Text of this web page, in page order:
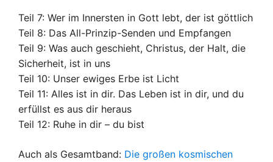
Teil 7: Wer im Innersten in Gott lebt, der ist göttlich
Teil 8: Das All-Prinzip-Senden und Empfangen
Teil 9: Was auch geschieht, Christus, der Halt, die
Sicherheit, ist in uns
Teil 10: Unser ewiges Erbe ist Licht
Teil 11: Alles ist in dir. Das Leben ist in dir, und du
erfüllst es aus dir heraus
Teil 12: Ruhe in dir – du bist
Auch als Gesamtband: Die großen kosmischen